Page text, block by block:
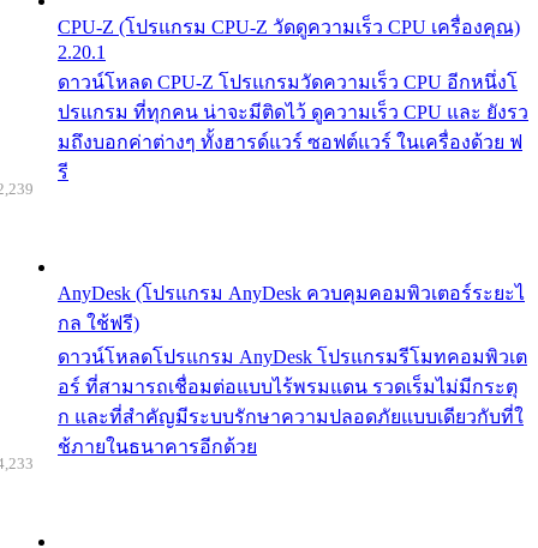
CPU-Z (โปรแกรม CPU-Z วัดดูความเร็ว CPU เครื่องคุณ)
2.20.1
ดาวน์โหลด CPU-Z โปรแกรมวัดความเร็ว CPU อีกหนึ่งโ
ปรแกรม ที่ทุกคน น่าจะมีติดไว้ ดูความเร็ว CPU และ ยังรว
มถึงบอกค่าต่างๆ ทั้งฮารด์แวร์ ซอฟต์แวร์ ในเครื่องด้วย ฟ
รี
AnyDesk (โปรแกรม AnyDesk ควบคุมคอมพิวเตอร์ระยะไ
กล ใช้ฟรี)
ดาวน์โหลดโปรแกรม AnyDesk โปรแกรมรีโมทคอมพิวเต
อร์ ที่สามารถเชื่อมต่อแบบไร้พรมแดน รวดเร็มไม่มีกระตุ
ก และที่สำคัญมีระบบรักษาความปลอดภัยแบบเดียวกับที่ใ
ช้ภายในธนาคารอีกด้วย